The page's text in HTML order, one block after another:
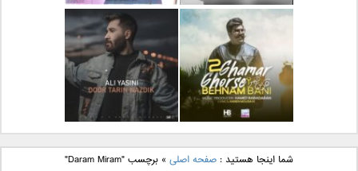
دانلود آهنگ جدید مهدی
یراحی بنام اسرار
دانلود آهنگ جدید فرزاد
فرزین بنام آتیش
دانلود آهنگ جدید بهنام
بانی بنام قرص قمر 2
دانلود آهنگ جدید علی
یاسینی بنام دورترین نزدیک
شما اینجا هستید :صفحه اصلی »برچسب "Daram Miram"